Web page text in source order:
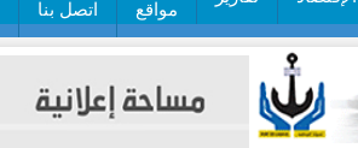
مواقع اتصل بنا